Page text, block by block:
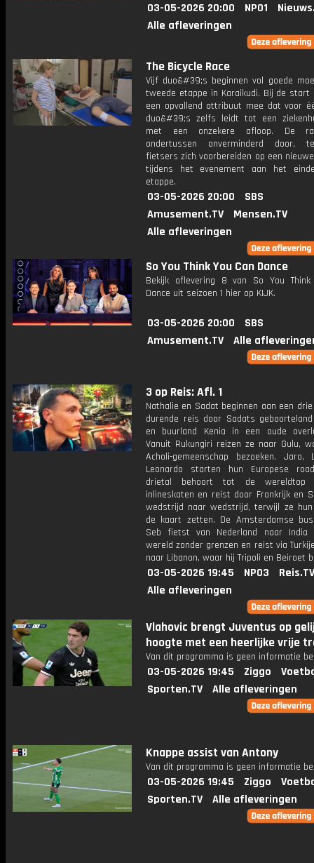
03-05-2026 20:00 NPO1
Alle afleveringen
The Bicycle Race
Vijf duo&#39;s beginnen vol goede
tweede etappe in Karaikudi. Bij de start
een opvallend attribuut mee dat voor
duo&#39;s zelfs leidt tot een
met een onzekere afloop. De
ondertussen onverminderd door,
fietsers zich voorbereiden op een
tijdens het evenement aan het
etappe.
03-05-2026 20:00
SBS
Amusement.TV
Mensen.TV
Alle afleveringen
So You Think You Can Dance
Bekijk aflevering 8 van So You Think
Dance uit seizoen 1 hier op KIJK.
03-05-2026 20:00
SBS
Amusement.TV
Alle
3 op Reis: Afl. 1
Nathalie en Sadat beginnen aan een
durende reis door Sadats geboorteland
en buurland Kenia in een oude
Vanuit Rukungiri reizen ze naar Gulu,
Acholi-gemeenschap bezoeken. Jaro,
Leonardo starten hun Europese
drietal behoort tot de wereldtop
inlineskaten en reist door Frankrijk en
wedstrijd naar wedstrijd, terwijl ze
de kaart zetten. De Amsterdamse
Seb fietst van Nederland naar India
wereld zonder grenzen en reist via
naar Libanon, waar hij Tripoli en Beiroet
03-05-2026 19:45 NPO3
Reis.TV
Alle afleveringen
Vlahovic brengt Juventus op
hoogte met een heerlijke vrije
Van dit programma is geen informatie
03-05-2026 19:45 Ziggo
Sporten.TV
Alle afleveringen
Knappe assist van Antony
Van dit programma is geen informatie
03-05-2026 19:45 Ziggo
Sporten.TV
Alle afleveringen